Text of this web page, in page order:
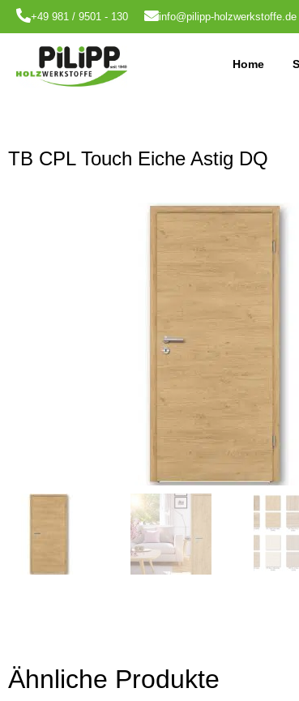
+49 981 / 9501 - 130 info@pilipp-holzwerkstoffe.de
Home
TB CPL Touch Eiche Astig DQ
Ähnliche Produkte